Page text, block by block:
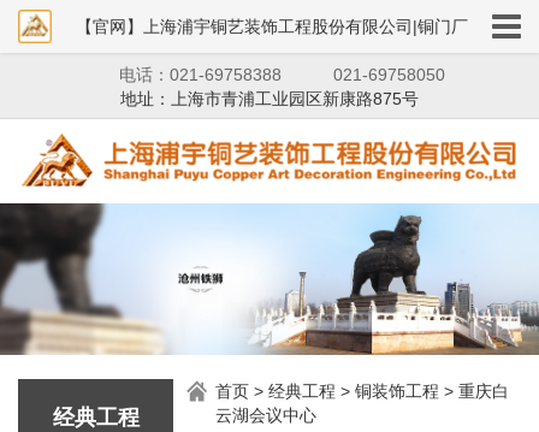
电话：021-69758388
021-69758050
地址：上海市青浦工业园区新康路875号
经典工程
首页 >经典工程 >铜装饰工程 >重庆白
云湖会议中心
【官网】上海浦宇铜艺装饰工程股份有限公司|铜门厂
家|铜狮子|铜艺装饰